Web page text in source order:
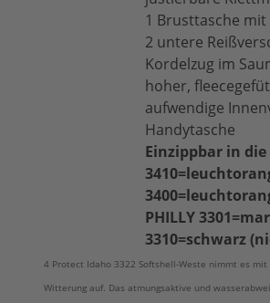
1 Brusttasche
2 untere
Kordelzug im
hoher,
aufwendige
Handytasche
Einzippbar in
PHILLY
3310=schwarz
4 Protect Idaho 3322 Softshell-Weste nimmt es
Witterung auf. Das atmungsaktive und